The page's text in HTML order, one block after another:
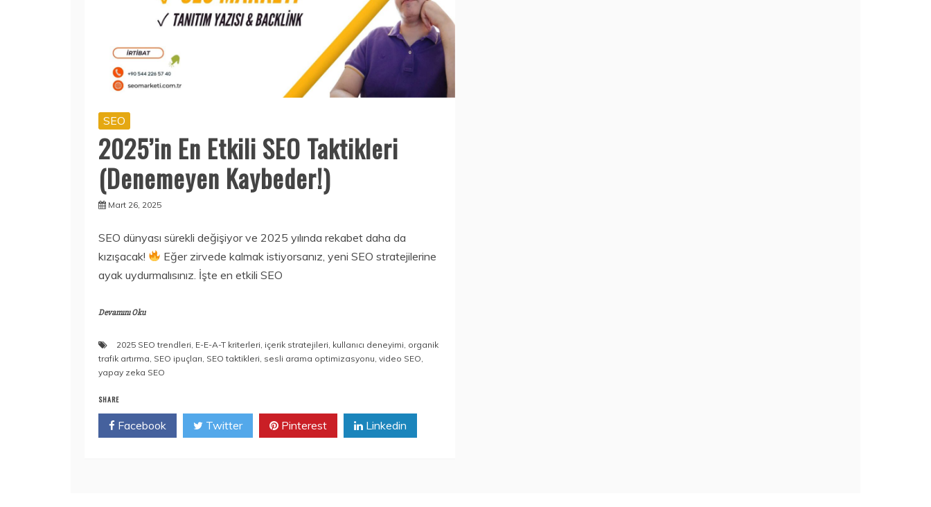
SEO
2025’in En Etkili SEO Taktikleri
(Denemeyen Kaybeder!)
Mart 26, 2025
SEO dünyası sürekli değişiyor ve 2025 yılında rekabet daha da
kızışacak!
Eğer zirvede kalmak istiyorsanız, yeni SEO stratejilerine
ayak uydurmalısınız. İşte en etkili SEO
Devamını Oku
2025 SEO trendleri E-E-A-T kriterleri içerik stratejileri kullanıcı deneyimi organik
trafik artırma SEO ipuçları SEO taktikleri sesli arama optimizasyonu video SEO
yapay zeka SEO
SHARE
Facebook Twitter Pinterest Linkedin